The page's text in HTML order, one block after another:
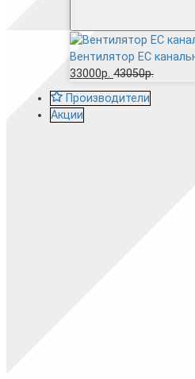
Вентилятор EC
33000р. 43050р.
Производители
Акции